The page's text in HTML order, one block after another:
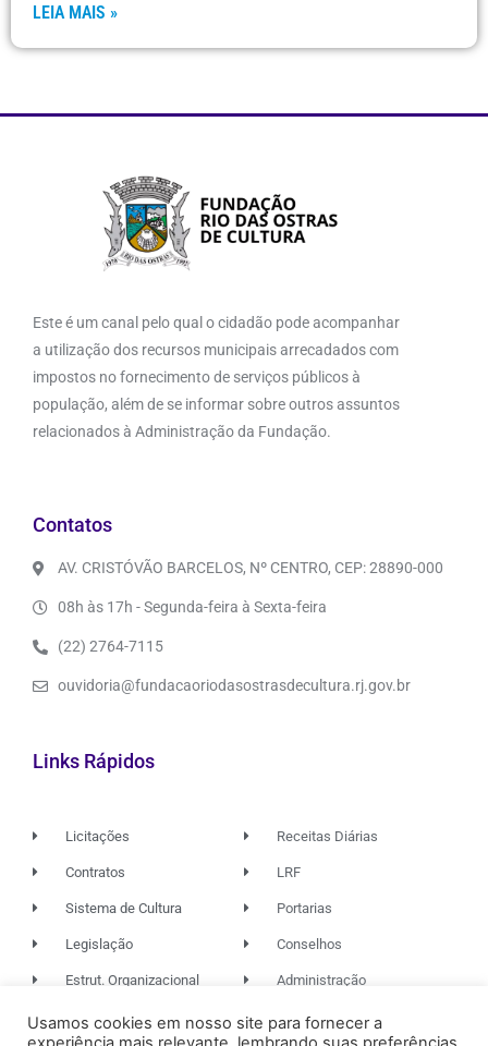
LEIA MAIS »
Este é um canal pelo qual o cidadão pode acompanhar
a utilização dos recursos municipais arrecadados com
impostos no fornecimento de serviços públicos à
população, além de se informar sobre outros assuntos
relacionados à Administração da Fundação.
Contatos
AV. CRISTÓVÃO BARCELOS, Nº CENTRO, CEP: 28890-000
08h às 17h - Segunda-feira à Sexta-feira
(22) 2764-7115
ouvidoria@fundacaoriodasostrasdecultura.rj.gov.br
Links Rápidos
Licitações
Contratos
Sistema de Cultura
Legislação
Estrut. Organizacional
Receitas Diárias
LRF
Portarias
Conselhos
Administração
Usamos cookies em nosso site para fornecer a